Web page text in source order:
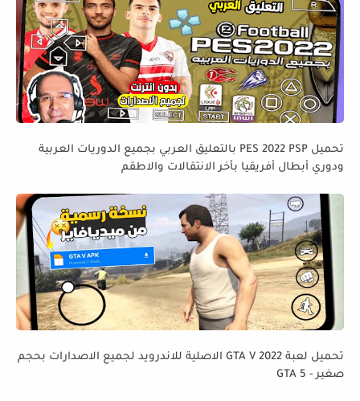
تحميل PES 2022 PSP بالتعليق العربي بجميع الدوريات العربية
ودوري أبطال أفريقيا بأخر الانتقالات والاطقم
تحميل لعبة GTA V 2022 الاصلية للاندرويد لجميع الاصدارات بحجم
صغير - GTA 5